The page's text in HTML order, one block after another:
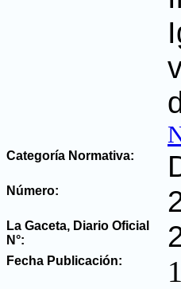
Categoría Normativa:
Número:
La Gaceta, Diario Oficial
N°:
Fecha Publicación: